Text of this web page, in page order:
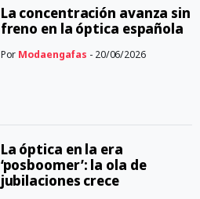
La concentración avanza sin
freno en la óptica española
Por Modaengafas - 20/06/2026
La óptica en la era
‘posboomer’: la ola de
jubilaciones crece